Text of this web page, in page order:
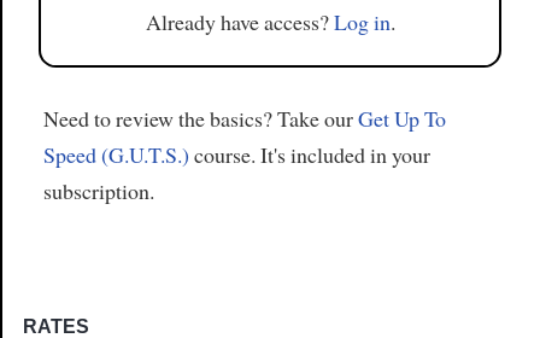
Already have access?Log in.
Need to review the basics? Take ourGet Up To
Speed (G.U.T.S.) course. It's included in your
subscription.
RATES